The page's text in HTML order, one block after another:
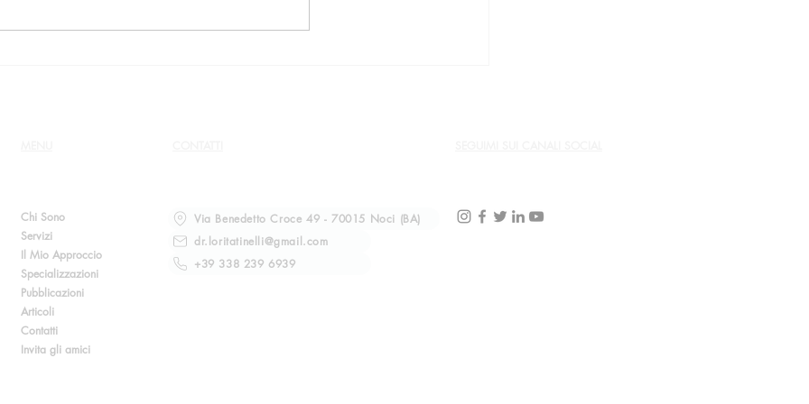
Chi Sono
Servizi
Il Mio Approccio
Specializzazioni
Pubblicazioni
Articoli
Contatti
Invita gli amici
Via Benedetto Croce 49 - 70015 Noci (BA)
dr.loritatinelli@gmail.com
+39 338 239 6939